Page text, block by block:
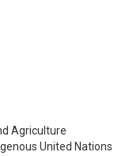
Agriculture
United Nations